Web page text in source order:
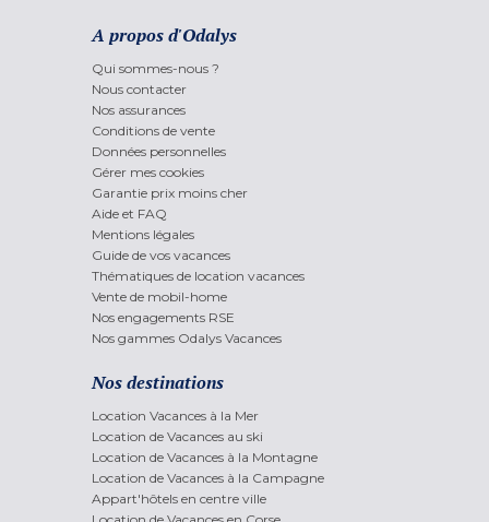
A propos d'Odalys
Qui sommes-nous ?
Nous contacter
Nos assurances
Conditions de vente
Données personnelles
Gérer mes cookies
Garantie prix moins cher
Aide et FAQ
Mentions légales
Guide de vos vacances
Thématiques de location vacances
Vente de mobil-home
Nos engagements RSE
Nos gammes Odalys Vacances
Nos destinations
Location Vacances à la Mer
Location de Vacances au ski
Location de Vacances à la Montagne
Location de Vacances à la Campagne
Appart'hôtels en centre ville